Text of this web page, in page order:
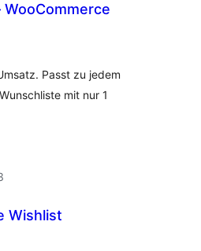
Passt zu jedem
mit nur 1
Wishlist